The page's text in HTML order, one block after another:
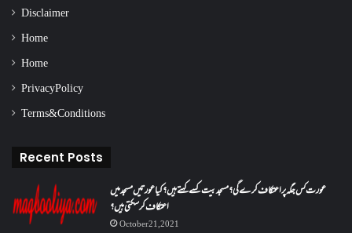
Disclaimer
Home
Home
Privacy Policy
Terms & Conditions
Recent Posts
عورت کس جگہ پر اعتکاف کرے گی؟مسجد بیت کسے کہتے ہیں؟کیا عورتیں مسجد میں
اعتکاف کر سکتی ہیں؟
October 21, 2021